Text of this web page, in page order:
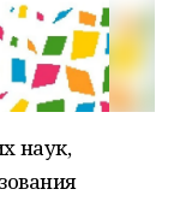
наук,